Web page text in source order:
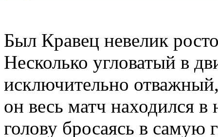
Был Кравец невелик
Несколько угловатый в
исключительно
он весь матч находился
голову бросаясь в самую